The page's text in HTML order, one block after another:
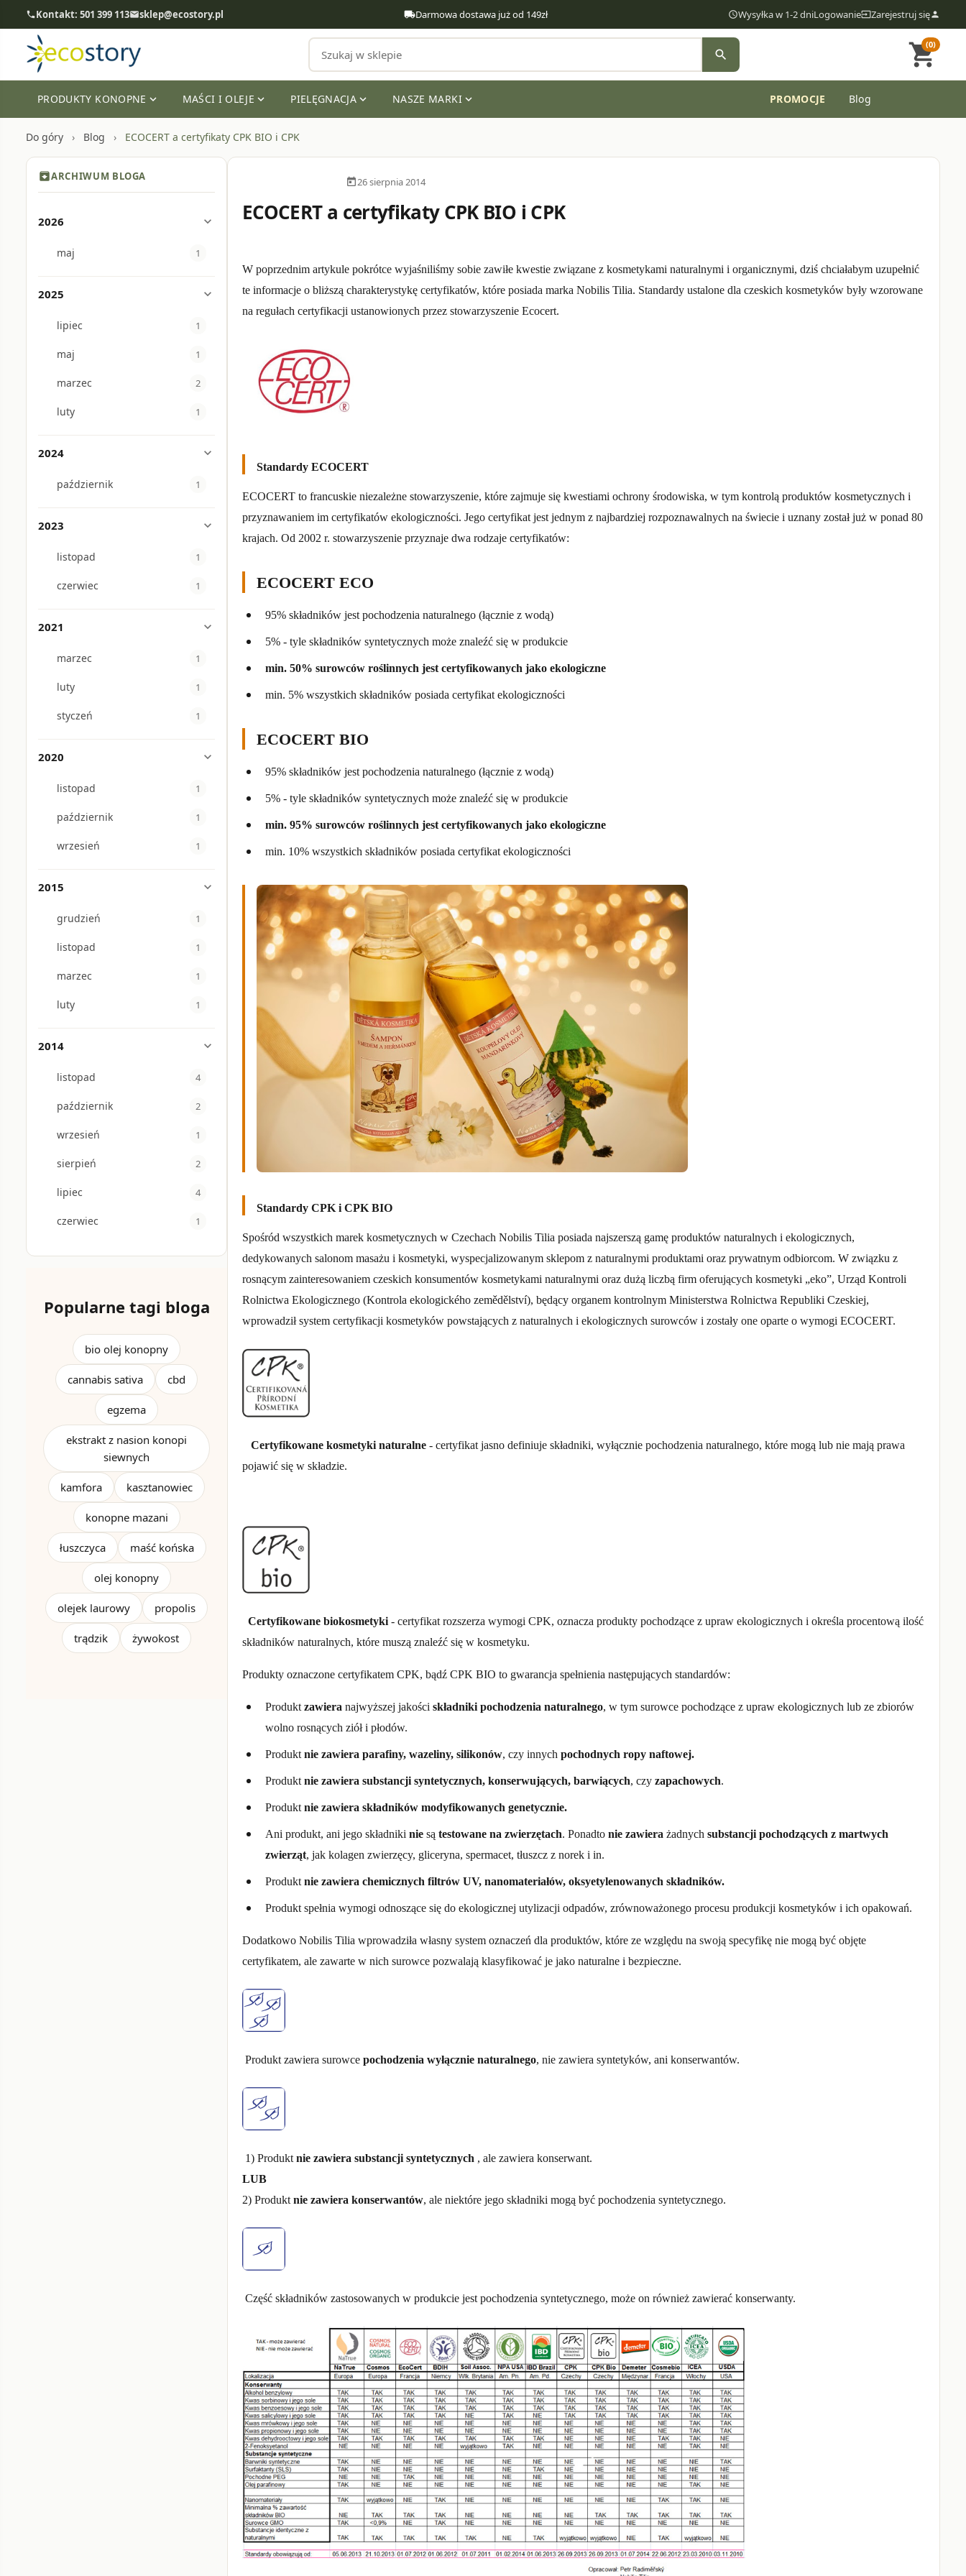
phoneKontakt: 501 399 113emailsklep@ecostory.pl local_shippingDarmowa dostawa już od 149zł access_timeWysyłka w 1-2 dniLogowanieinputZarejestruj sięperson
search shopping_cart
(0)
PRODUKTY KONOPNE expand_more MAŚCI I OLEJE expand_more PIELĘGNACJA expand_more NASZE MARKIexpand_more PROMOCJE Blog
Do góry Blog ECOCERT a certyfikaty CPK BIO i CPK
archiveARCHIWUM BLOGA
2026 expand_more
maj 1
2025 expand_more
lipiec 1
maj 1
marzec 2
luty 1
2024 expand_more
październik 1
2023 expand_more
listopad 1
czerwiec 1
2021 expand_more
marzec 1
luty 1
styczeń 1
2020 expand_more
listopad 1
październik 1
wrzesień 1
2015 expand_more
grudzień 1
listopad 1
marzec 1
luty 1
2014 expand_more
listopad 4
październik 2
wrzesień 1
sierpień 2
lipiec 4
czerwiec 1
Popularne tagi bloga
bio olej konopny
cannabis sativa cbd
egzema
ekstrakt z nasion konopi
siewnych
kamfora kasztanowiec
konopne mazani
łuszczyca maść końska
olej konopny
olejek laurowy propolis
trądzik żywokost
calendar_today26 sierpnia 2014
ECOCERT a certyfikaty CPK BIO i CPK
W poprzednim artykule pokrótce wyjaśniliśmy sobie zawiłe kwestie związane z kosmetykami naturalnymi i organicznymi, dziś chciałabym uzupełnić
te informacje o bliższą charakterystykę certyfikatów, które posiada marka Nobilis Tilia. Standardy ustalone dla czeskich kosmetyków były wzorowane
na regułach certyfikacji ustanowionych przez stowarzyszenie Ecocert.
Standardy ECOCERT
ECOCERT to francuskie niezależne stowarzyszenie, które zajmuje się kwestiami ochrony środowiska, w tym kontrolą produktów kosmetycznych i
przyznawaniem im certyfikatów ekologiczności. Jego certyfikat jest jednym z najbardziej rozpoznawalnych na świecie i uznany został już w ponad 80
krajach. Od 2002 r. stowarzyszenie przyznaje dwa rodzaje certyfikatów:
ECOCERT ECO
95% składników jest pochodzenia naturalnego (łącznie z wodą)
5% - tyle składników syntetycznych może znaleźć się w produkcie
min. 50% surowców roślinnych jest certyfikowanych jako ekologiczne
min. 5% wszystkich składników posiada certyfikat ekologiczności
ECOCERT BIO
95% składników jest pochodzenia naturalnego (łącznie z wodą)
5% - tyle składników syntetycznych może znaleźć się w produkcie
min. 95% surowców roślinnych jest certyfikowanych jako ekologiczne
min. 10% wszystkich składników posiada certyfikat ekologiczności
Standardy CPK i CPK BIO
Spośród wszystkich marek kosmetycznych w Czechach Nobilis Tilia posiada najszerszą gamę produktów naturalnych i ekologicznych,
dedykowanych salonom masażu i kosmetyki, wyspecjalizowanym sklepom z naturalnymi produktami oraz prywatnym odbiorcom. W związku z
rosnącym zainteresowaniem czeskich konsumentów kosmetykami naturalnymi oraz dużą liczbą firm oferujących kosmetyki „eko”, Urząd Kontroli
Rolnictwa Ekologicznego (Kontrola ekologického zemědělství), będący organem kontrolnym Ministerstwa Rolnictwa Republiki Czeskiej,
wprowadził system certyfikacji kosmetyków powstających z naturalnych i ekologicznych surowców i zostały one oparte o wymogi ECOCERT.
Certyfikowane kosmetyki naturalne - certyfikat jasno definiuje składniki, wyłącznie pochodzenia naturalnego, które mogą lub nie mają prawa
pojawić się w składzie.
Certyfikowane biokosmetyki - certyfikat rozszerza wymogi CPK, oznacza produkty pochodzące z upraw ekologicznych i określa procentową ilość
składników naturalnych, które muszą znaleźć się w kosmetyku.
Produkty oznaczone certyfikatem CPK, bądź CPK BIO to gwarancja spełnienia następujących standardów:
Produkt zawiera najwyższej jakości składniki pochodzenia naturalnego, w tym surowce pochodzące z upraw ekologicznych lub ze zbiorów
wolno rosnących ziół i płodów.
Produkt nie zawiera parafiny, wazeliny, silikonów, czy innych pochodnych ropy naftowej.
Produkt nie zawiera substancji syntetycznych, konserwujących, barwiących, czy zapachowych.
Produkt nie zawiera składników modyfikowanych genetycznie.
Ani produkt, ani jego składniki nie są testowane na zwierzętach. Ponadto nie zawiera żadnych substancji pochodzących z martwych
zwierząt, jak kolagen zwierzęcy, gliceryna, spermacet, tłuszcz z norek i in.
Produkt nie zawiera chemicznych filtrów UV, nanomateriałów, oksyetylenowanych składników.
Produkt spełnia wymogi odnoszące się do ekologicznej utylizacji odpadów, zrównoważonego procesu produkcji kosmetyków i ich opakowań.
Dodatkowo Nobilis Tilia wprowadziła własny system oznaczeń dla produktów, które ze względu na swoją specyfikę nie mogą być objęte
certyfikatem, ale zawarte w nich surowce pozwalają klasyfikować je jako naturalne i bezpieczne.
Produkt zawiera surowce pochodzenia wyłącznie naturalnego, nie zawiera syntetyków, ani konserwantów.
1) Produkt nie zawiera substancji syntetycznych , ale zawiera konserwant.
LUB
2) Produkt nie zawiera konserwantów, ale niektóre jego składniki mogą być pochodzenia syntetycznego.
Część składników zastosowanych w produkcie jest pochodzenia syntetycznego, może on również zawierać konserwanty.